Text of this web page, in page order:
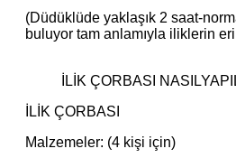
(Düdüklüde yaklaşık 2 saat-
buluyor tam anlamıyla iliklerin
İLİK ÇORBASI
İLİK ÇORBASI
Malzemeler: (4 kişi için)